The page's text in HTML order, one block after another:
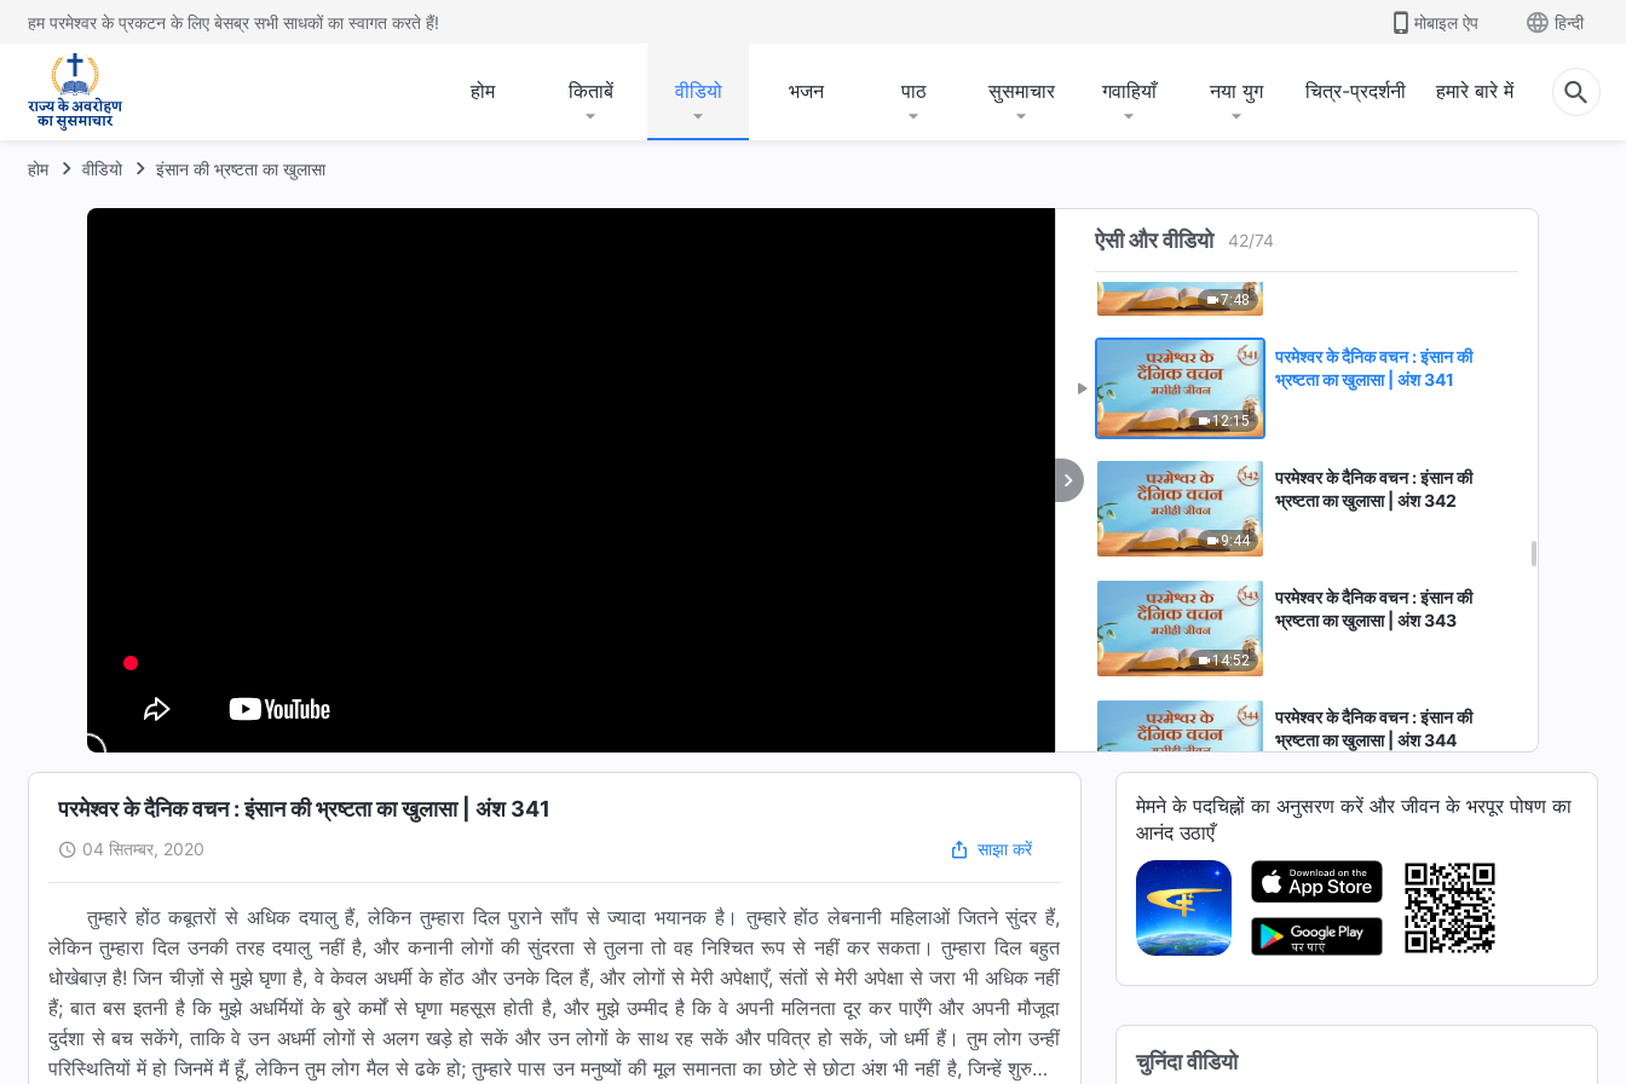
हम परमेश्वर के प्रकटन के लिए बेसब्र सभी साधकों का स्वागत करते हैं! मोबाइल ऐप हिन्दी
होम किताबें वीडियो भजन पाठ सुसमाचार गवाहियाँ नया युग चित्र-प्रदर्शनी हमारे बारे में
होम वीडियो इंसान की भ्रष्टता का खुलासा
ऐसी और वीडियो 42/74
भ्रष्टता का खुलासा | अंश 338
7:48
12:15
परमेश्वर के दैनिक वचन : इंसान की
भ्रष्टता का खुलासा | अंश 341
9:44
परमेश्वर के दैनिक वचन : इंसान की
भ्रष्टता का खुलासा | अंश 342
14:52
परमेश्वर के दैनिक वचन : इंसान की
भ्रष्टता का खुलासा | अंश 343
परमेश्वर के दैनिक वचन : इंसान की
भ्रष्टता का खुलासा | अंश 344
10:07
भ्रष्टता का खुलासा | अंश 345
14:53
परमेश्वर के दैनिक वचन : इंसान की
भ्रष्टता का खुलासा | अंश 346
परमेश्वर के दैनिक वचन : इंसान की भ्रष्टता का खुलासा | अंश 341
04 सितम्बर, 2020 साझा करें
तुम्हारे होंठ कबूतरों से अधिक दयालु हैं, लेकिन तुम्हारा दिल पुराने साँप से ज्यादा भयानक है। तुम्हारे होंठ लेबनानी महिलाओं जितने सुंदर हैं,
लेकिन तुम्हारा दिल उनकी तरह दयालु नहीं है, और कनानी लोगों की सुंदरता से तुलना तो वह निश्चित रूप से नहीं कर सकता। तुम्हारा दिल बहुत
धोखेबाज़ है! जिन चीज़ों से मुझे घृणा है, वे केवल अधर्मी के होंठ और उनके दिल हैं, और लोगों से मेरी अपेक्षाएँ, संतों से मेरी अपेक्षा से जरा भी अधिक नहीं
हैं; बात बस इतनी है कि मुझे अधर्मियों के बुरे कर्मों से घृणा महसूस होती है, और मुझे उम्मीद है कि वे अपनी मलिनता दूर कर पाएँगे और अपनी मौजूदा
दुर्दशा से बच सकेंगे, ताकि वे उन अधर्मी लोगों से अलग खड़े हो सकें और उन लोगों के साथ रह सकें और पवित्र हो सकें, जो धर्मी हैं। तुम लोग उन्हीं
परिस्थितियों में हो जिनमें मैं हूँ, लेकिन तुम लोग मैल से ढके हो; तुम्हारे पास उन मनुष्यों की मूल समानता का छोटे से छोटा अंश भी नहीं है, जिन्हें शुरुआत
मेमने के पदचिह्नों का अनुसरण करें और जीवन के भरपूर पोषण का
आनंद उठाएँ
चुनिंदा वीडियो